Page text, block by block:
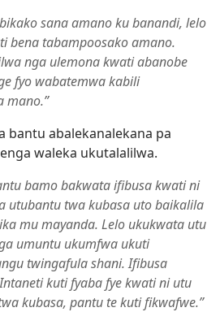
sana amano ku banandi, lelo
bena tabampoosako amano.
nga ulemona kwati abanobe
fyo wabatemwa kabili
mano.”
bantu abalekanalekana pa
waleka ukutalalilwa.
bamo bakwata ifibusa kwati ni
utubantu twa kubasa uto baikalila
mu mayanda. Lelo ukukwata utu
umuntu ukumfwa ukuti
twingafula shani. Ifibusa
kuti fyaba fye kwati ni utu
kubasa, pantu te kuti fikwafwe.”